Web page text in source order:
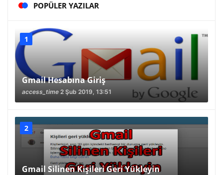
POPÜLER YAZILAR
Gmail Hesabına Giriş
access_time 2 Şub 2019, 13:51
Gmail Silinen Kişileri Geri Yükleyin